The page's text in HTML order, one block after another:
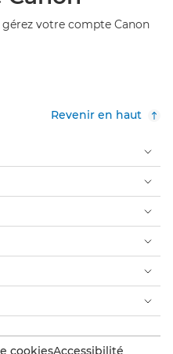
votre compte Canon
Revenir en haut
cookiesAccessibilité